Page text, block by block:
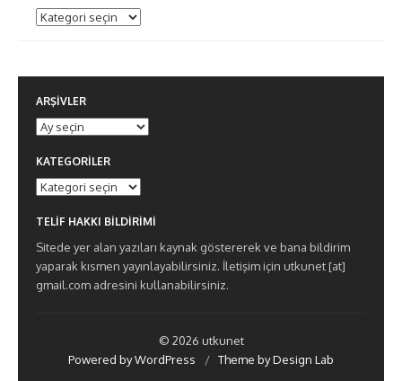
Kategoriler
ARŞIVLER
Arşivler
KATEGORILER
Kategoriler
TELIF HAKKI BILDIRIMI
Sitede yer alan yazıları kaynak göstererek ve bana bildirim
yaparak kısmen yayınlayabilirsiniz. İletişim için utkunet [at]
gmail.com adresini kullanabilirsiniz.
© 2026 utkunet
Powered by WordPress
/ Theme by Design Lab